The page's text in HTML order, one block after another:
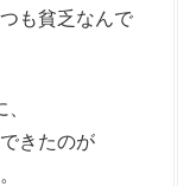
も貧乏なんで
きたのが